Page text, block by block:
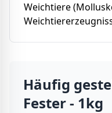
Weichtiere
Häufig
Fester - 1kg